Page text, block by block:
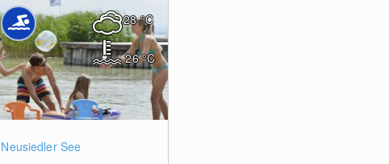
Neusiedler See
28°C
26°C